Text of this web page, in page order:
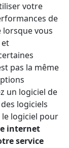
votre
de
lorsque vous
pas la même
un logiciel de
logiciels
logiciel pour
internet
service